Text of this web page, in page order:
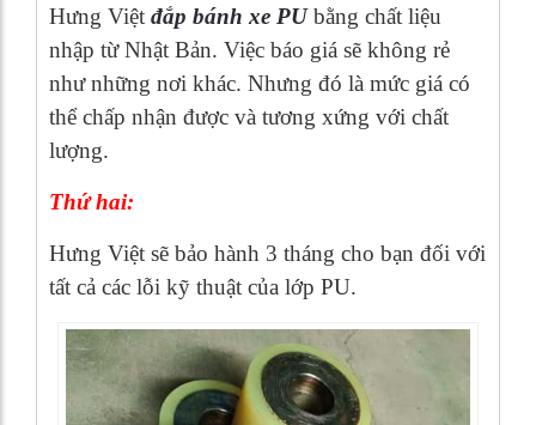
Hưng Việt đắp bánh xe PUbằng chất liệu
nhập từ Nhật Bản. Việc báo giá sẽ không rẻ
như những nơi khác. Nhưng đó là mức giá có
thể chấp nhận được và tương xứng với chất
lượng.
Thứ hai:
Hưng Việt sẽ bảo hành 3 tháng cho bạn đối với
tất cả các lỗi kỹ thuật của lớp PU.